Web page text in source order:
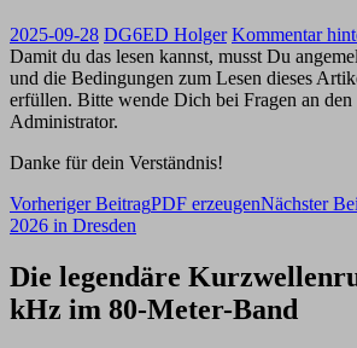
2025-09-28 DG6ED Holger Kommentar
Damit du das lesen kannst, musst Du
und die Bedingungen zum Lesen dieses
erfüllen. Bitte wende Dich bei Fragen an den
Administrator.
Danke für dein Verständnis!
Beitragsnavigation
Vorheriger BeitragPDF erzeugenNächster
2026 in Dresden
Die legendäre
kHz im 80-Meter-Band